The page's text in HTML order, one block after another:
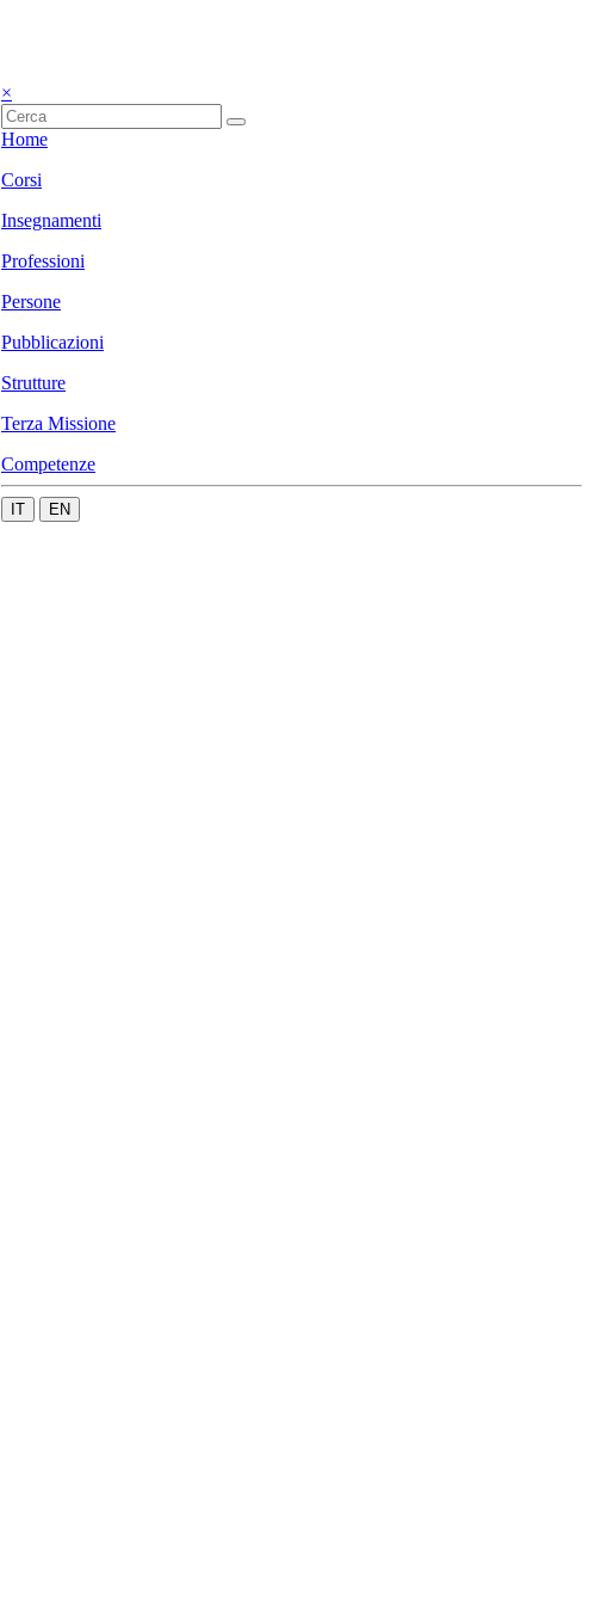
×
Home
Corsi
Insegnamenti
Professioni
Persone
Pubblicazioni
Strutture
Terza Missione
Competenze
IT EN